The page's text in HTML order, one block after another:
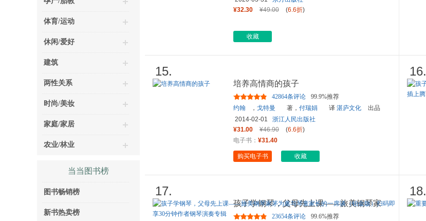
体育/运动
休闲/爱好
建筑
两性关系
时尚/美妆
家庭/家居
农业/林业
当当图书榜
图书畅销榜
新书热卖榜
¥32.30
¥49.00 (6.6折)
收藏
15.
培养高情商的孩子
42864条评论
99.9%推荐
约翰
， 戈特曼 著， 付瑞娟 译 湛庐文化
出品
2014-02-01
浙江人民出版社
¥31.00
¥46.90 (6.6折)
电子书： ¥31.40
购买电子书 收藏
16.
17.
孩子学钢琴，父母先上课——旅美钢琴家
茅为蕙与琴童家长的一席谈...
23654条评论
99.6%推荐
18.